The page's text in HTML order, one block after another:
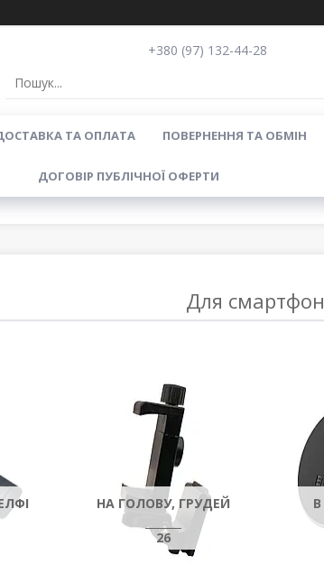
+380 (97) 132-44-28
ТА ОПЛАТА ПОВЕРНЕННЯ ТА ОБМІН
ДОГОВІР ПУБЛІЧНОЇ ОФЕРТИ
Для
НА ГОЛОВУ, ГРУДЕЙ
26